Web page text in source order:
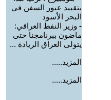
بتقييد عبور السفن في
البحر الأسود
- وزير النفط العراقي:
ماضون ببرنامجنا حتى
يتولى العراق الريادة ...
المزيد.....
المزيد.....